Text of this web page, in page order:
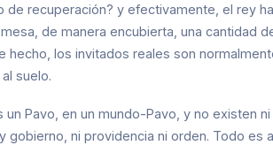
recuperación? y efectivamente, el rey
de manera encubierta, una cantidad
hecho, los invitados reales son
suelo.
Pavo, en un mundo-Pavo, y no existen
gobierno, ni providencia ni orden. Todo es